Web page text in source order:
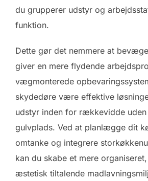
du grupperer udstyr og
funktion.
Dette gør det nemmere at
giver en mere flydende
vægmonterede
skydedøre være effektive
udstyr inden for rækkevidde
gulvplads. Ved at planlægge dit
omtanke og integrere
kan du skabe et mere
æstetisk tiltalende